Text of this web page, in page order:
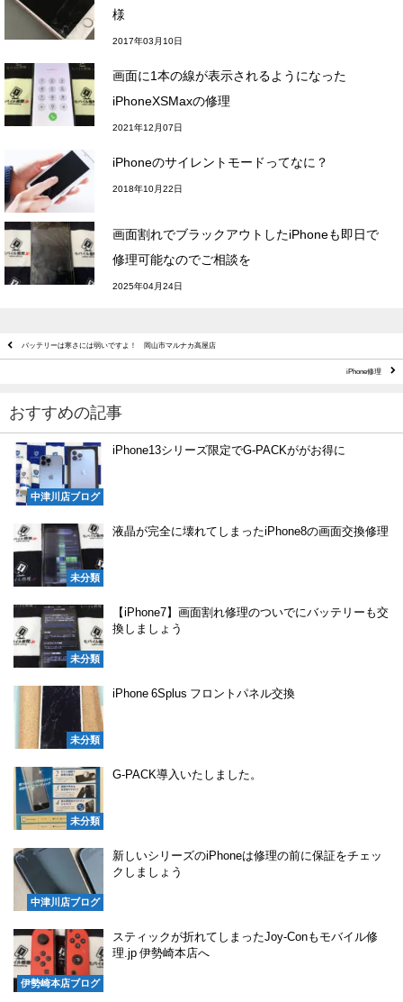
様
2017年03月10日
画面に1本の線が表示されるようになった
iPhoneXSMaxの修理
2021年12月07日
iPhoneのサイレントモードってなに？
2018年10月22日
画面割れでブラックアウトしたiPhoneも即日で
修理可能なのでご相談を
2025年04月24日
バッテリーは寒さには弱いですよ！ 岡山市マルナカ高屋店
iPhone修理
おすすめの記事
中津川店ブログ
iPhone13シリーズ限定でG-PACKががお得に
未分類
液晶が完全に壊れてしまったiPhone8の画面交換修理
未分類
【iPhone7】画面割れ修理のついでにバッテリーも交
換しましょう
未分類
iPhone 6Splus フロントパネル交換
未分類
G-PACK導入いたしました。
中津川店ブログ
新しいシリーズのiPhoneは修理の前に保証をチェッ
クしましょう
伊勢崎本店ブログ
スティックが折れてしまったJoy-Conもモバイル修
理.jp 伊勢崎本店へ